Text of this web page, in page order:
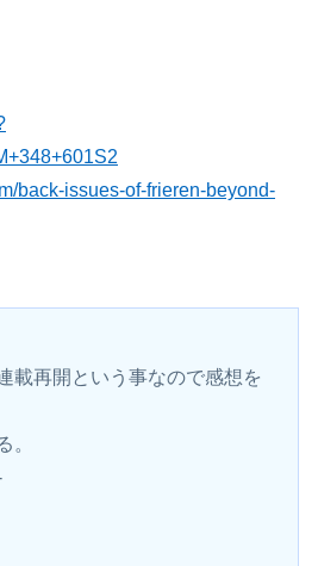
back-issues-of-frieren-beyond-
載再開という事なので感想を
。